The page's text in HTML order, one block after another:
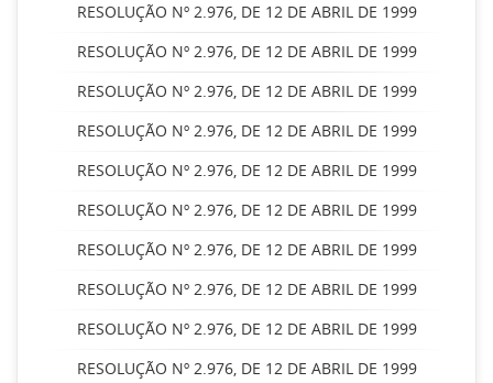
RESOLUÇÃO Nº 2.976, DE 12 DE ABRIL DE 1999
RESOLUÇÃO Nº 2.976, DE 12 DE ABRIL DE 1999
RESOLUÇÃO Nº 2.976, DE 12 DE ABRIL DE 1999
RESOLUÇÃO Nº 2.976, DE 12 DE ABRIL DE 1999
RESOLUÇÃO Nº 2.976, DE 12 DE ABRIL DE 1999
RESOLUÇÃO Nº 2.976, DE 12 DE ABRIL DE 1999
RESOLUÇÃO Nº 2.976, DE 12 DE ABRIL DE 1999
RESOLUÇÃO Nº 2.976, DE 12 DE ABRIL DE 1999
RESOLUÇÃO Nº 2.976, DE 12 DE ABRIL DE 1999
RESOLUÇÃO Nº 2.976, DE 12 DE ABRIL DE 1999